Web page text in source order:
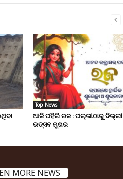
Top News
ଆଜି ପହିଲି ରଜ : ପଲ୍ଲୀଠାରୁ ଦିଲ୍ଲୀ
ଉତ୍ସବ ମୁଖର
MORE NEWS